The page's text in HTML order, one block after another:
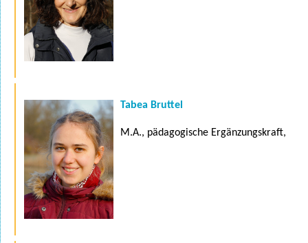
Tabea Bruttel
M.A., pädagogische Ergänzungskraft,